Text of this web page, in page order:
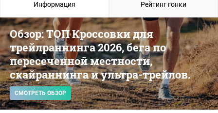
Обзор: ТОП Кроссовки для
трейлраннинга 2026, бега по
пересеченной местности,
скайраннинга и ультра-трейлов.
СМОТРЕТЬ ОБЗОР
Информация Рейтинг гонки